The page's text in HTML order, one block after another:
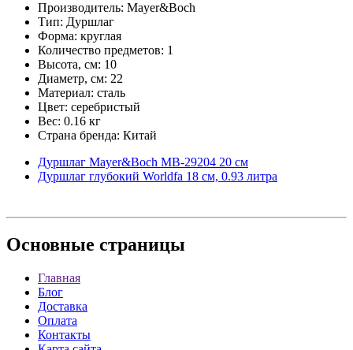
Производитель: Mayer&Boch
Тип: Дуршлаг
Форма: круглая
Количество предметов: 1
Высота, см: 10
Диаметр, см: 22
Материал: сталь
Цвет: серебристый
Вес: 0.16 кг
Страна бренда: Китай
Дуршлаг Mayer&Boch MB-29204 20 см
Дуршлаг глубокий Worldfa 18 см, 0.93 литра
Основные страницы
Главная
Блог
Доставка
Оплата
Контакты